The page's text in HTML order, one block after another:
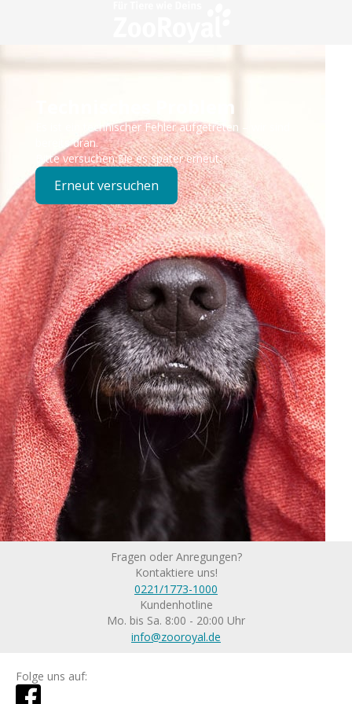
Technisches Problem
Es ist ein technischer Fehler aufgetreten – wir sind
bereits dran.
Bitte versuchen Sie es später erneut.
Erneut versuchen
Fragen oder Anregungen?
Kontaktiere uns!
0221/1773-1000
Kundenhotline
Mo. bis Sa. 8:00 - 20:00 Uhr
info@zooroyal.de
Folge uns auf: